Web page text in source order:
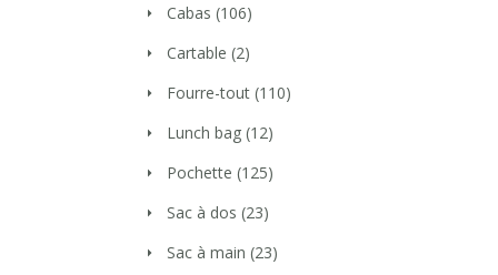
Cabas (106)
Cartable (2)
Fourre-tout (110)
Lunch bag (12)
Pochette (125)
Sac à dos (23)
Sac à main (23)